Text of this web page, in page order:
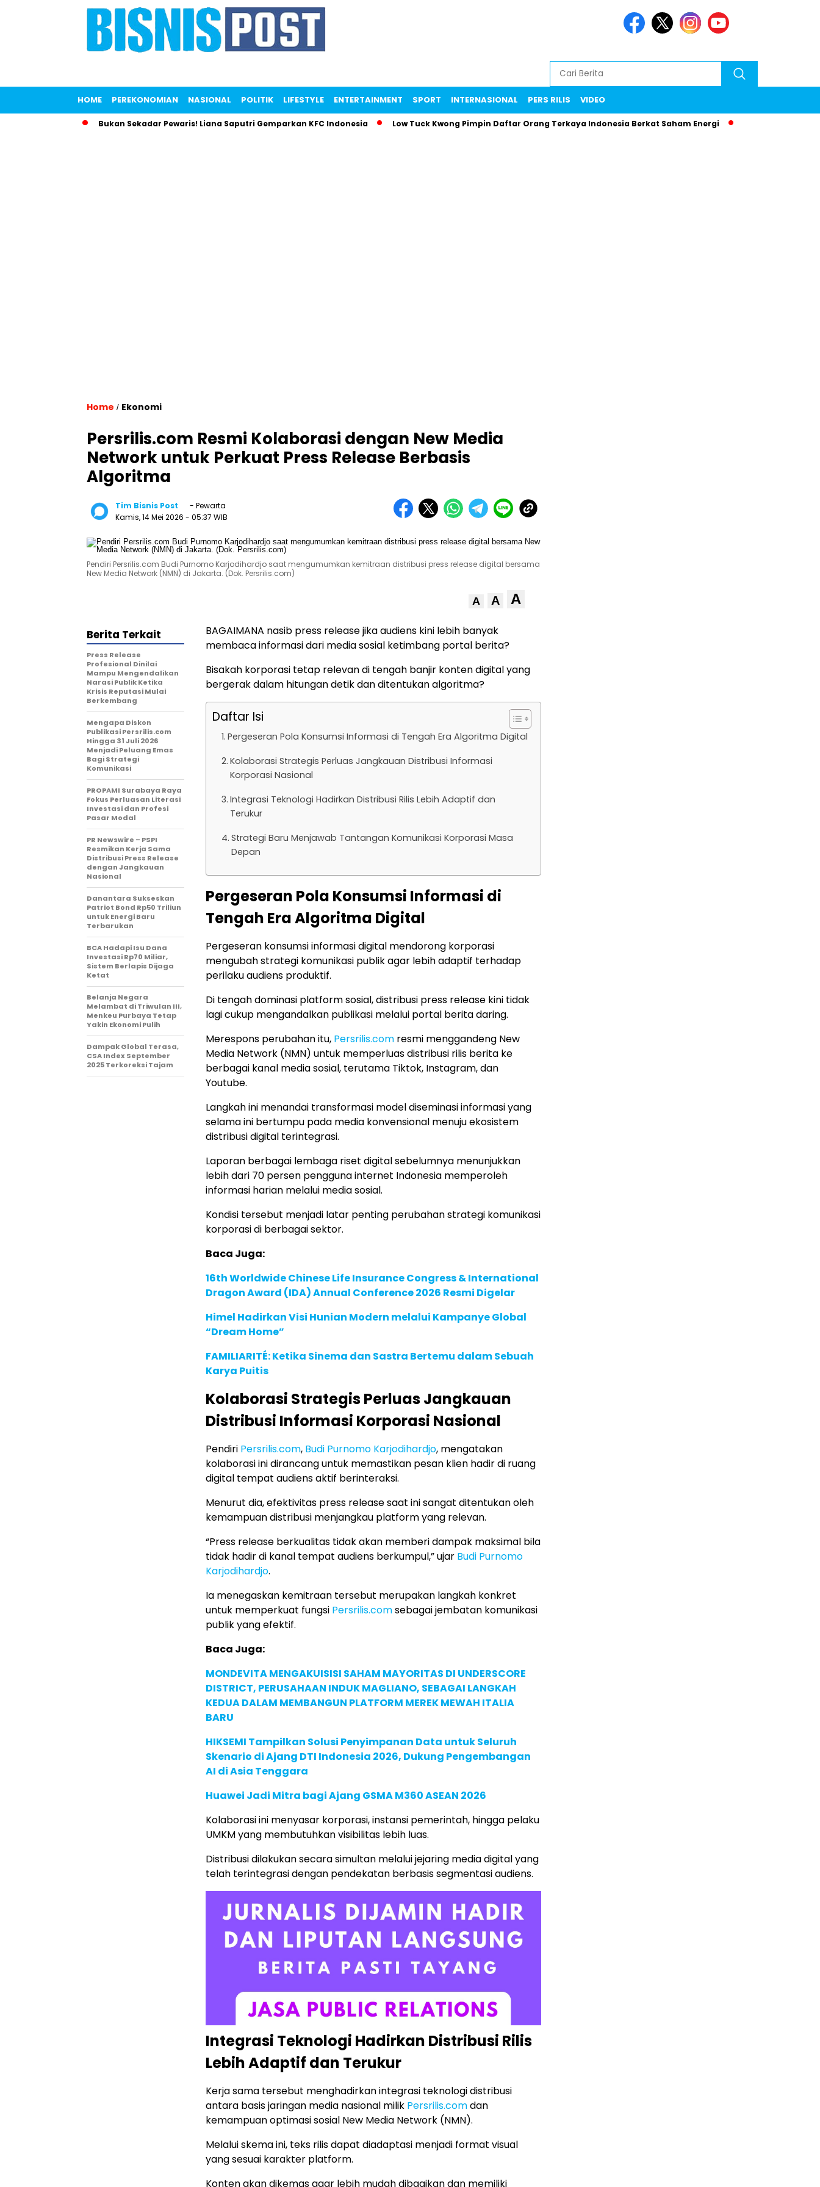
HOME PEREKONOMIAN NASIONAL POLITIK LIFESTYLE ENTERTAINMENT SPORT INTERNASIONAL PERS RILIS VIDEO
Bukan Sekadar Pewaris! Liana Saputri Gemparkan KFC Indonesia Low Tuck Kwong Pimpin Daftar Orang Terkaya Indonesia Berkat Saham Energi Menteri Maman
Home / Ekonomi
Persrilis.com Resmi Kolaborasi dengan New Media
Network untuk Perkuat Press Release Berbasis
Algoritma
Tim Bisnis Post
- Pewarta
Kamis, 14 Mei 2026 - 05:37 WIB
Pendiri Persrilis.com Budi Purnomo Karjodihardjo saat mengumumkan kemitraan distribusi press release digital bersama
New Media Network (NMN) di Jakarta. (Dok. Persrilis.com)
A A A
BAGAIMANA nasib press release jika audiens kini lebih banyak
membaca informasi dari media sosial ketimbang portal berita?
Bisakah korporasi tetap relevan di tengah banjir konten digital yang
bergerak dalam hitungan detik dan ditentukan algoritma?
Daftar Isi
Pergeseran Pola Konsumsi Informasi di Tengah Era Algoritma Digital
Kolaborasi Strategis Perluas Jangkauan Distribusi Informasi
Korporasi Nasional
Integrasi Teknologi Hadirkan Distribusi Rilis Lebih Adaptif dan
Terukur
Strategi Baru Menjawab Tantangan Komunikasi Korporasi Masa
Depan
Pergeseran Pola Konsumsi Informasi di
Tengah Era Algoritma Digital
Pergeseran konsumsi informasi digital mendorong korporasi
mengubah strategi komunikasi publik agar lebih adaptif terhadap
perilaku audiens produktif.
Di tengah dominasi platform sosial, distribusi press release kini tidak
lagi cukup mengandalkan publikasi melalui portal berita daring.
Merespons perubahan itu, Persrilis.com resmi menggandeng New
Media Network (NMN) untuk memperluas distribusi rilis berita ke
berbagai kanal media sosial, terutama Tiktok, Instagram, dan
Youtube.
Langkah ini menandai transformasi model diseminasi informasi yang
selama ini bertumpu pada media konvensional menuju ekosistem
distribusi digital terintegrasi.
Laporan berbagai lembaga riset digital sebelumnya menunjukkan
lebih dari 70 persen pengguna internet Indonesia memperoleh
informasi harian melalui media sosial.
Kondisi tersebut menjadi latar penting perubahan strategi komunikasi
korporasi di berbagai sektor.
Baca Juga:
16th Worldwide Chinese Life Insurance Congress & International
Dragon Award (IDA) Annual Conference 2026 Resmi Digelar
Himel Hadirkan Visi Hunian Modern melalui Kampanye Global
“Dream Home”
FAMILIARITÉ: Ketika Sinema dan Sastra Bertemu dalam Sebuah
Karya Puitis
Kolaborasi Strategis Perluas Jangkauan
Distribusi Informasi Korporasi Nasional
Pendiri Persrilis.com, Budi Purnomo Karjodihardjo, mengatakan
kolaborasi ini dirancang untuk memastikan pesan klien hadir di ruang
digital tempat audiens aktif berinteraksi.
Menurut dia, efektivitas press release saat ini sangat ditentukan oleh
kemampuan distribusi menjangkau platform yang relevan.
“Press release berkualitas tidak akan memberi dampak maksimal bila
tidak hadir di kanal tempat audiens berkumpul,” ujar Budi Purnomo
Karjodihardjo.
Ia menegaskan kemitraan tersebut merupakan langkah konkret
untuk memperkuat fungsi Persrilis.comsebagai jembatan komunikasi
publik yang efektif.
Baca Juga:
MONDEVITA MENGAKUISISI SAHAM MAYORITAS DI UNDERSCORE
DISTRICT, PERUSAHAAN INDUK MAGLIANO, SEBAGAI LANGKAH
KEDUA DALAM MEMBANGUN PLATFORM MEREK MEWAH ITALIA
BARU
HIKSEMI Tampilkan Solusi Penyimpanan Data untuk Seluruh
Skenario di Ajang DTI Indonesia 2026, Dukung Pengembangan
AI di Asia Tenggara
Huawei Jadi Mitra bagi Ajang GSMA M360 ASEAN 2026
Kolaborasi ini menyasar korporasi, instansi pemerintah, hingga pelaku
UMKM yang membutuhkan visibilitas lebih luas.
Distribusi dilakukan secara simultan melalui jejaring media digital yang
telah terintegrasi dengan pendekatan berbasis segmentasi audiens.
Integrasi Teknologi Hadirkan Distribusi Rilis
Lebih Adaptif dan Terukur
Kerja sama tersebut menghadirkan integrasi teknologi distribusi
antara basis jaringan media nasional milik Persrilis.comdan
kemampuan optimasi sosial New Media Network (NMN).
Melalui skema ini, teks rilis dapat diadaptasi menjadi format visual
yang sesuai karakter platform.
Konten akan dikemas agar lebih mudah dibagikan dan memiliki
Berita Terkait
Press Release
Profesional Dinilai
Mampu Mengendalikan
Narasi Publik Ketika
Krisis Reputasi Mulai
Berkembang
Mengapa Diskon
Publikasi Persrilis.com
Hingga 31 Juli 2026
Menjadi Peluang Emas
Bagi Strategi
Komunikasi
PROPAMI Surabaya Raya
Fokus Perluasan Literasi
Investasi dan Profesi
Pasar Modal
PR Newswire – PSPI
Resmikan Kerja Sama
Distribusi Press Release
dengan Jangkauan
Nasional
Danantara Sukseskan
Patriot Bond Rp50 Triliun
untuk Energi Baru
Terbarukan
BCA Hadapi Isu Dana
Investasi Rp70 Miliar,
Sistem Berlapis Dijaga
Ketat
Belanja Negara
Melambat di Triwulan III,
Menkeu Purbaya Tetap
Yakin Ekonomi Pulih
Dampak Global Terasa,
CSA Index September
2025 Terkoreksi Tajam